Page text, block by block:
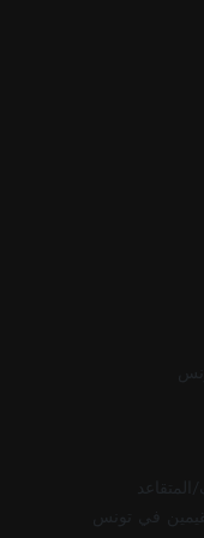
في تونس